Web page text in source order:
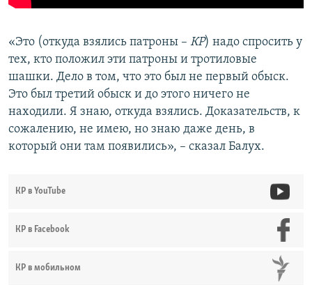
«Это (откуда взялись патроны – КР) надо спросить у
тех, кто положил эти патроны и тротиловые
шашки. Дело в том, что это был не первый обыск.
Это был третий обыск и до этого ничего не
находили. Я знаю, откуда взялись. Доказательств, к
сожалению, не имею, но знаю даже день, в
который они там появились», – сказал Балух.
КР в YouTube
КР в Facebook
КР в мобильном